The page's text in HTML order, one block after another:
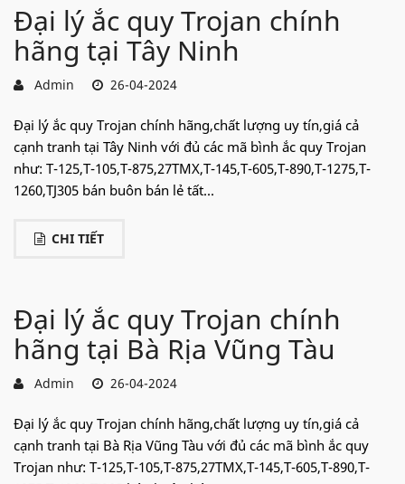
Đại lý ắc quy Trojan chính
hãng tại Tây Ninh
Admin 26-04-2024
Đại lý ắc quy Trojan chính hãng,chất lượng uy tín,giá cả
cạnh tranh tại Tây Ninh với đủ các mã bình ắc quy Trojan
như: T-125,T-105,T-875,27TMX,T-145,T-605,T-890,T-1275,T-
1260,TJ305 bán buôn bán lẻ tất...
CHI TIẾT
Đại lý ắc quy Trojan chính
hãng tại Bà Rịa Vũng Tàu
Admin 26-04-2024
Đại lý ắc quy Trojan chính hãng,chất lượng uy tín,giá cả
cạnh tranh tại Bà Rịa Vũng Tàu với đủ các mã bình ắc quy
Trojan như: T-125,T-105,T-875,27TMX,T-145,T-605,T-890,T-